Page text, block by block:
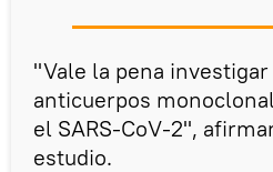
"Vale la pena
anticuerpos
el SARS-CoV-2",
estudio.